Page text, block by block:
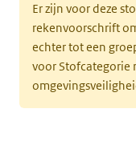
Er zijn voor deze
rekenvoorschrift
echter tot een
voor Stofcategorie